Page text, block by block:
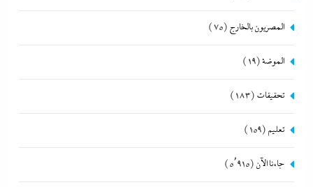
المصريون بالخارج (75)
الموضة(19)
تحقيقات (183)
تعليم (159)
جاءنا الآن (5٬915)